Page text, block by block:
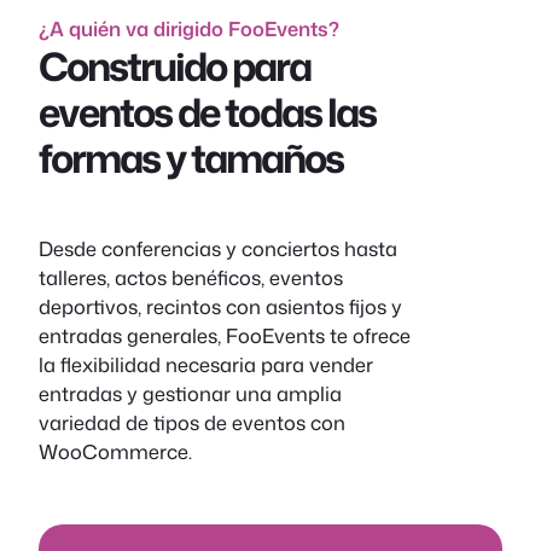
¿A quién va dirigido FooEvents?
Construido para
eventos de todas las
formas y tamaños
Desde conferencias y conciertos hasta
talleres, actos benéficos, eventos
deportivos, recintos con asientos fijos y
entradas generales, FooEvents te ofrece
la flexibilidad necesaria para vender
entradas y gestionar una amplia
variedad de tipos de eventos con
WooCommerce.